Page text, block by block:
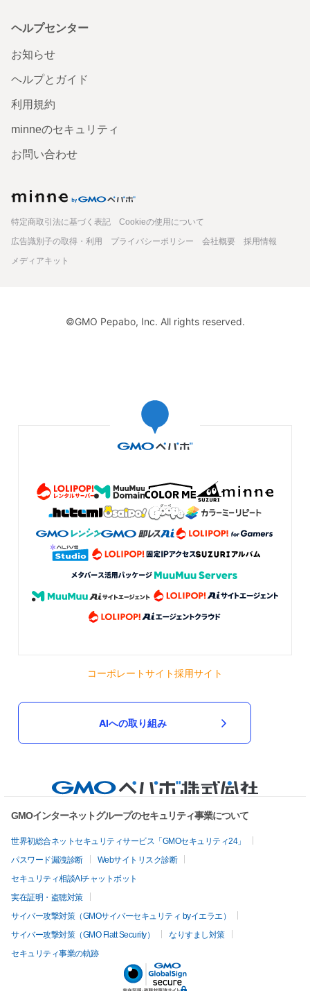
ヘルプセンター
お知らせ
ヘルプとガイド
利用規約
minneのセキュリティ
お問い合わせ
特定商取引法に基づく表記
Cookieの使用について
広告識別子の取得・利用
プライバシーポリシー 会社概要
採用情報
メディアキット
©GMO Pepabo, Inc. All rights reserved.
コーポレートサイト採用サイト
AIへの取り組み
GMOインターネットグループのセキュリティ事業について
世界初総合ネットセキュリティサービス「GMOセキュリティ24」
パスワード漏洩診断
Webサイトリスク診断
セキュリティ相談AIチャットボット
実在証明・盗聴対策
サイバー攻撃対策（GMOサイバーセキュリティ byイエラエ）
サイバー攻撃対策（GMO Flatt Security）
なりすまし対策
セキュリティ事業の軌跡